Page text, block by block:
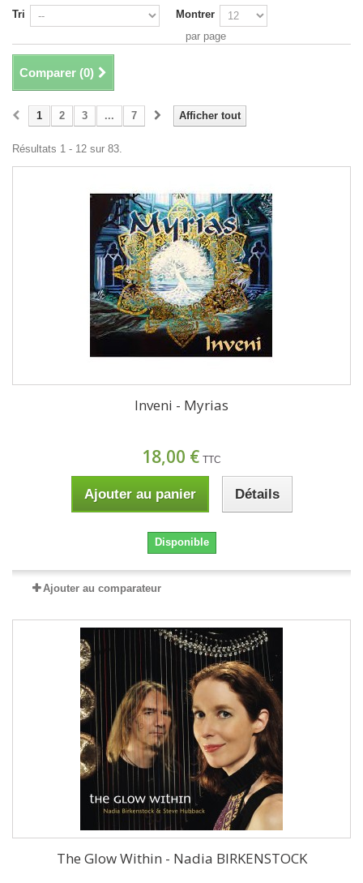
Tri
Montrer
par page
Comparer (0)
Afficher tout
1 2 3 ... 7
Résultats 1 - 12 sur 83.
Inveni - Myrias
18,00 € TTC
Ajouter au panier Détails
Disponible
Ajouter au comparateur
The Glow Within - Nadia BIRKENSTOCK